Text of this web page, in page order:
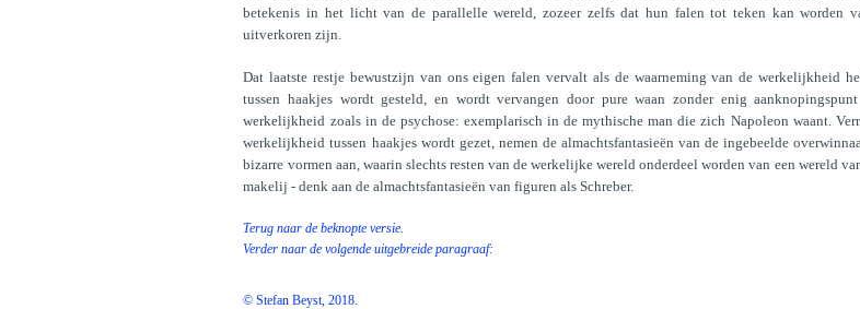
betekenis in het licht van de parallelle wereld, zozeer zelfs dat hun falen tot teken kan worden
uitverkoren zijn.
Dat laatste restje bewustzijn van ons eigen falen vervalt als de waarneming van de werkelijkheid
tussen haakjes wordt gesteld, en wordt vervangen door pure waan zonder enig
werkelijkheid zoals in de psychose: exemplarisch in de mythische man die zich Napoleon waant.
werkelijkheid tussen haakjes wordt gezet, nemen de almachtsfantasieën van de ingebeelde
bizarre vormen aan, waarin slechts resten van de werkelijke wereld onderdeel worden van een wereld
makelij - denk aan de almachtsfantasieën van figuren als Schreber.
Terug naar de beknopte versie.
Verder naar de volgende uitgebreide paragraaf:
© Stefan Beyst, 2018.